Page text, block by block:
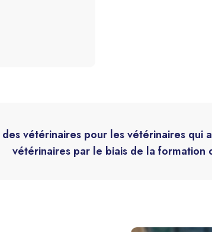
vétérinaires pour les vétérinaires qui
vétérinaires par le biais de la formation